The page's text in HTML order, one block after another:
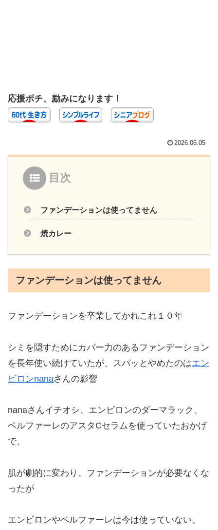
応援ポチ、励みになります！
2026.06.05
目次
ファンデーションは使ってません
焼カレー
ファンデーションは使ってません
ファンデーションを卒業してかれこれ１０年
シミを隠すためにカバー力のあるファンデーション
を長年使い続けていたが、スパッとやめたのはエン
ビロンnanaさんの影響
nanaさんイチオシ、エンビロンのダーマラック、
ベルファーレのアスタCセラムを使っていたおかげ
で、
肌が劇的に変わり、ファンデーションが必要なくな
ったが
エンビロンやベルファーレは今は使っていない。